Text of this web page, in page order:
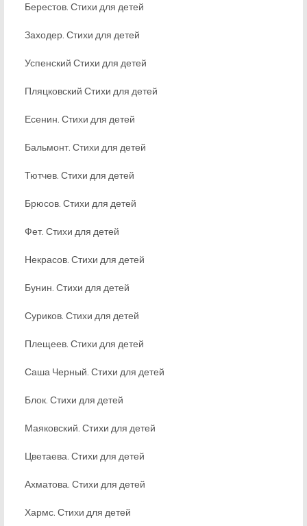
Берестов. Стихи для детей
Заходер. Стихи для детей
Успенский Стихи для детей
Пляцковский Стихи для детей
Есенин. Стихи для детей
Бальмонт. Стихи для детей
Тютчев. Стихи для детей
Брюсов. Стихи для детей
Фет. Стихи для детей
Некрасов. Стихи для детей
Бунин. Стихи для детей
Суриков. Стихи для детей
Плещеев. Стихи для детей
Саша Черный. Стихи для детей
Блок. Стихи для детей
Маяковский. Стихи для детей
Цветаева. Стихи для детей
Ахматова. Стихи для детей
Хармс. Стихи для детей